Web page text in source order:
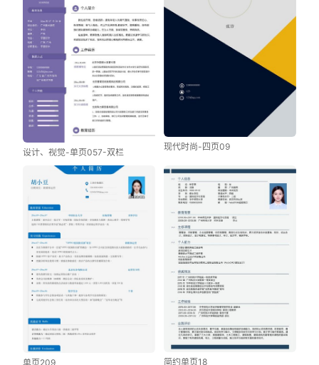
设计、视觉-单页057-双栏 现代时尚-四页09
单页209 简约单页18